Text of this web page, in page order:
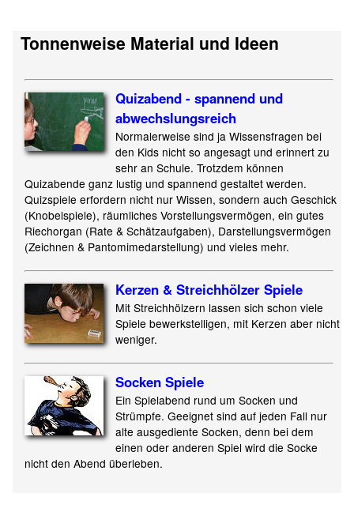
Tonnenweise Material und Ideen
Quizabend - spannend und
abwechslungsreich
Normalerweise sind ja Wissensfragen bei
den Kids nicht so angesagt und erinnert zu
sehr an Schule. Trotzdem können
Quizabende ganz lustig und spannend gestaltet werden.
Quizspiele erfordern nicht nur Wissen, sondern auch Geschick
(Knobelspiele), räumliches Vorstellungsvermögen, ein gutes
Riechorgan (Rate & Schätzaufgaben), Darstellungsvermögen
(Zeichnen & Pantomimedarstellung) und vieles mehr.
Kerzen & Streichhölzer Spiele
Mit Streichhölzern lassen sich schon viele
Spiele bewerkstelligen, mit Kerzen aber nicht
weniger.
Socken Spiele
Ein Spielabend rund um Socken und
Strümpfe. Geeignet sind auf jeden Fall nur
alte ausgediente Socken, denn bei dem
einen oder anderen Spiel wird die Socke
nicht den Abend überleben.